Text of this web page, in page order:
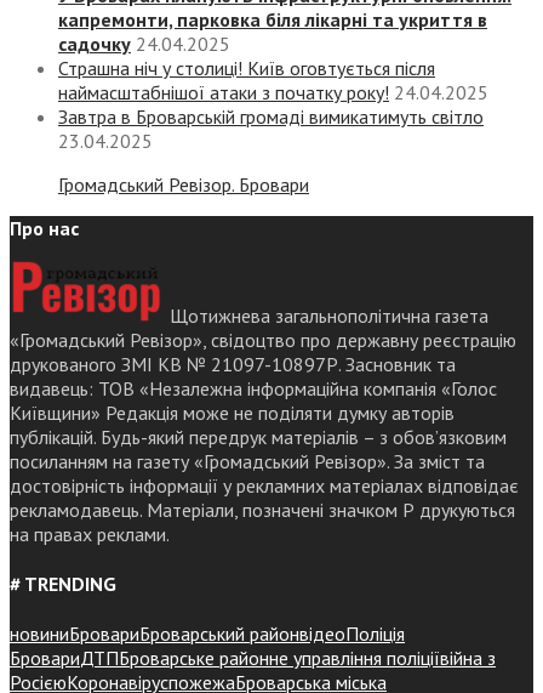
капремонти, парковка біля лікарні та укриття в
садочку 24.04.2025
Страшна ніч у столиці! Київ оговтується після
наймасштабнішої атаки з початку року! 24.04.2025
Завтра в Броварській громаді вимикатимуть світло
23.04.2025
Громадський Ревізор. Бровари
Про нас
Щотижнева загальнополітична газета
«Громадський Ревізор», свідоцтво про державну реєстрацію
друкованого ЗМІ КВ № 21097-10897Р. Засновник та
видавець: ТОВ «Незалежна інформаційна компанія «Голос
Київщини» Редакція може не поділяти думку авторів
публікацій. Будь-який передрук матеріалів – з обов’язковим
посиланням на газету «Громадський Ревізор». За зміст та
достовірність інформації у рекламних матеріалах відповідає
рекламодавець. Матеріали, позначені значком Р друкуються
на правах реклами.
# TRENDING
новиниБровариБроварський районвідеоПоліція
БровариДТПБроварське районне управління поліціївійна з
РосієюКоронавіруспожежаБроварська міська